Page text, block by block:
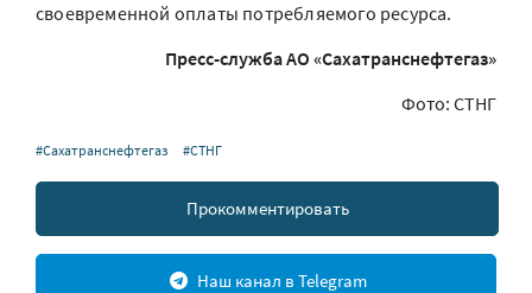
своевременной оплаты потребляемого ресурса.
Пресс-служба АО «Сахатранснефтегаз»
Фото: СТНГ
#Сахатранснефтегаз #СТНГ
Прокомментировать
Наш канал в Telegram